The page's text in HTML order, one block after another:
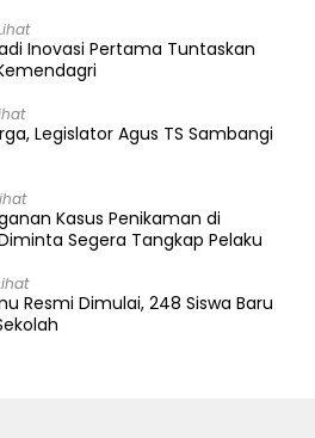
Inovasi Pertama Tuntaskan
Legislator Agus TS Sambangi
Kasus Penikaman di
Segera Tangkap Pelaku
Resmi Dimulai, 248 Siswa Baru